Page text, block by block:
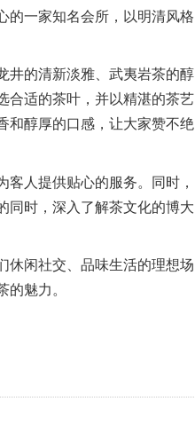
的一家知名会所，以明清风格
井的清新淡雅、武夷岩茶的醇
合适的茶叶，并以精湛的茶艺
和醇厚的口感，让大家赞不绝
人提供贴心的服务。同时，
同时，深入了解茶文化的博大
休闲社交、品味生活的理想场
魅力。